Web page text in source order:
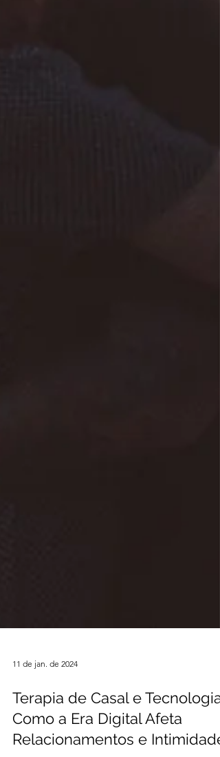
11 de jan. de 2024
Terapia de Casal e Tecnologia: